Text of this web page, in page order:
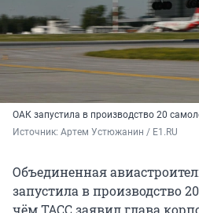
ОАК запустила в производство 20
Источник: Артем Устюжанин / E1.RU
Объединенная
запустила в производство
чём ТАСС заявил глава